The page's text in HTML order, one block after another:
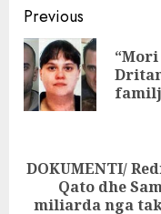
në duar mbi 80
mijë faqe
përgjimesh. Do
çuditeni nga
emrat që do
Continue
Reading
Previous
Next
DOKUMENTI/
Qato dhe
miliarda nga